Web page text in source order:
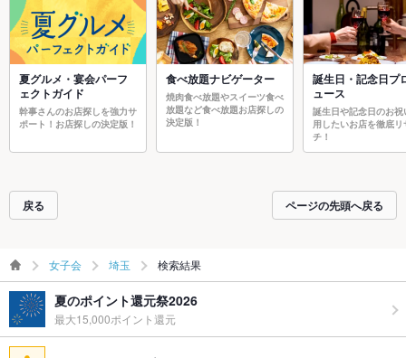
夏グルメ・宴会パーフ
ェクトガイド
幹事さんのお店探しを強力サ
ポート！お店探しの決定版！
食べ放題ナビゲーター
焼肉食べ放題やスイーツ食べ
放題など食べ放題お店探しの
決定版！
誕生日・記念日プ
ュース
誕生日や記念日のお祝
用したいお店を徹底リ
チ！
戻る ページの先頭へ戻る
女子会 埼玉 検索結果
夏のポイント還元祭2026
最大15,000ポイント還元